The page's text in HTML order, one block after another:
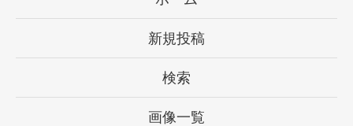
新規投稿
検索
画像一覧